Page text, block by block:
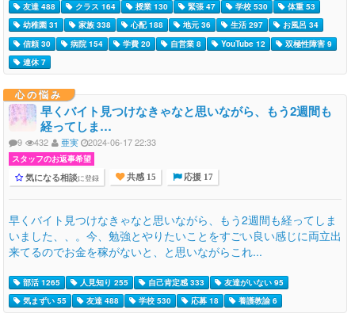
友達 488
クラス 164 授業 130 緊張 47 学校 530
体重 53
幼稚園 31
家族 338 心配 188 地元 36 生活 297
お風呂 34
信頼 30
病院 154 学費 20 自営業 8 YouTube 12
双極性障害 9
連休 7
心の悩み
早くバイト見つけなきゃなと思いながら、もう2週間も
経ってしま…
9 432 亜実 2024-06-17 22:33
スタッフのお返事希望
気になる相談に登録 共感 15 応援 17
早くバイト見つけなきゃなと思いながら、もう2週間も経ってしま
いました、、。今、勉強とやりたいことをすごい良い感じに両立出
来てるのでお金を稼がないと、と思いながらこれ...
部活 1265 人見知り 255 自己肯定感 333
友達がいない 95
気まずい 55
友達 488 学校 530 応募 18 養護教諭 6